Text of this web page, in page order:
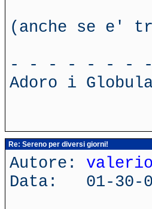
(anche se e'
- - - - - - -
Adoro i
Re: Sereno per diversi giorni!
Autore: valerio
Data: 01-30-